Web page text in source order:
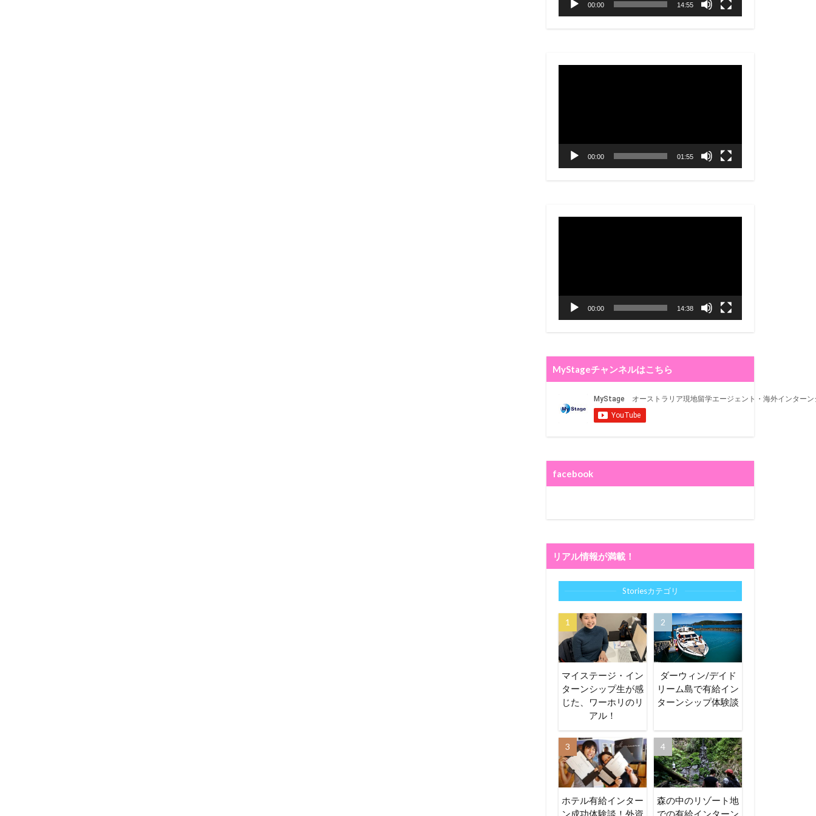
00:00 14:55
Video
00:00 01:55
Video
00:00 14:38
MyStageチャンネルはこちら
facebook
リアル情報が満載！
Storiesカテゴリ
マイステージ・イン
ターンシップ生が感
じた、ワーホリのリ
アル！
ダーウィン/デイド
リーム島で有給イン
ターンシップ体験談
ホテル有給インター
ン成功体験談！外資
森の中のリゾート地
での有給インターン